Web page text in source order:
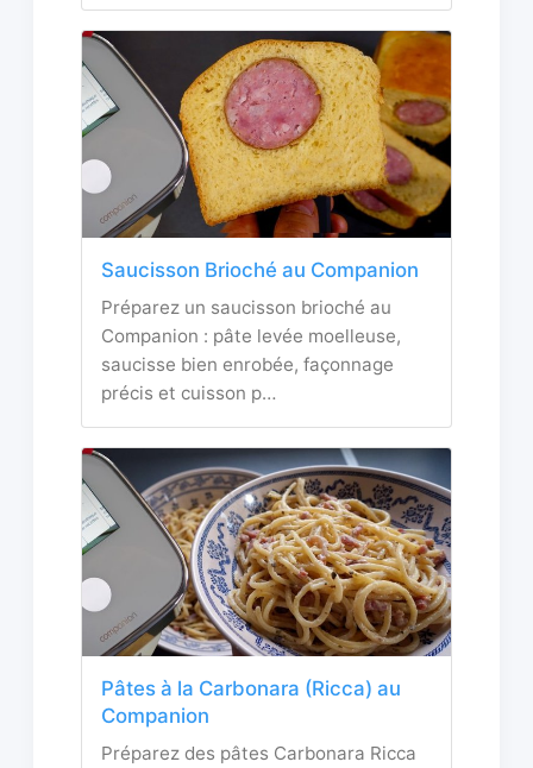
Saucisson Brioché au Companion
Préparez un saucisson brioché au
Companion : pâte levée moelleuse,
saucisse bien enrobée, façonnage
précis et cuisson p…
Pâtes à la Carbonara (Ricca) au
Companion
Préparez des pâtes Carbonara Ricca